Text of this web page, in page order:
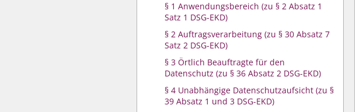
§ 1 Anwendungsbereich (zu § 2 Absatz 1
Satz 1 DSG-EKD)
§ 2 Auftragsverarbeitung (zu § 30 Absatz 7
Satz 2 DSG-EKD)
§ 3 Örtlich Beauftragte für den
Datenschutz (zu § 36 Absatz 2 DSG-EKD)
§ 4 Unabhängige Datenschutzaufsicht (zu §
39 Absatz 1 und 3 DSG-EKD)